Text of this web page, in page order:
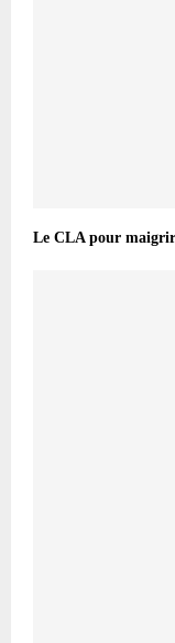
Le CLA pour maigrir